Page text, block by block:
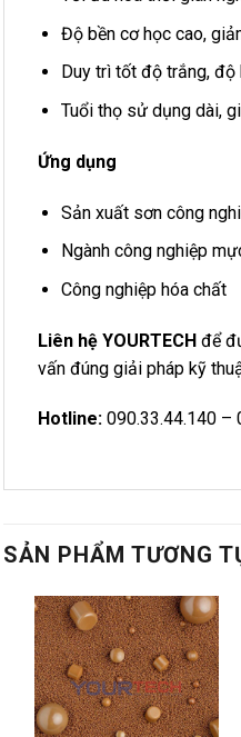
Độ bền cơ học cao,
Duy trì tốt độ trắng,
Tuổi thọ sử dụng dài,
Ứng dụng
Sản xuất sơn công
Ngành công nghiệp
Công nghiệp hóa chất
Liên hệ YOURTECH để
vấn đúng giải pháp kỹ
Hotline: 090.33.44.140 –
SẢN PHẨM TƯƠNG